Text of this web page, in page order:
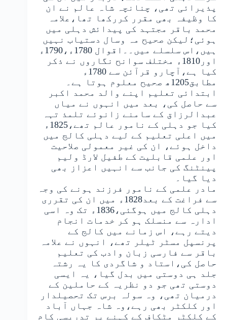
پذیرائی تھی، چنانچہ شاہ عالم نے ان
کا وظیفہ بھی مقرر کررکھا تھا،علامہ
محمد باقر مجتہد کی پیدائش دہلی میں
ہوئی؛لیکن صحیح مہ وسال دستیاب نہیں
ہیں،اس سلسلے میں۔۔اقوال 1780ء،1790ء
اور1810ء مختلف سوانح نگاروں نے ذکر
کیا ہے،آچارو قرآئن سے 1780ء
مطابق1205ھ صحیح معلوم ہوتا ہے۔
ابتدائی تعلیم اپنے والد محمد اکبر
سے حاصل کی، بعد میں انہوں نے میاں
عبدالرزاق کے سامنے زانوئے تلمذ تہہ
کیا جو دہلی کے نامور عالم تھے،1825ء
میں اعلی تعلیم کے لیے دہلی کالج میں
داخل ہوئے، ان کی غیر معمولی صلاحیت
اور علمی قابلیت کے طفیل لارڈ ولیم
پینٹنگ کی جانب سے انہیں اعزاز بھی
دیا گیا۔
مادر علمی کے نامور فرزند ہونے کی وجہ
سے فراغت کے بعد1828ء میں ان کی تقرری
دہلی کالج میں ہوگئی،1836ء تک وہ اسی
ادارہ سے منسلک ہو کر خدمات انجام
دیتے رہے، اس زمانے میں کالج کے
پرنسپل مسٹر ٹیلر تھے، انہوں نے علامہ
باقر سے فارسی زبان وادب کی تعلیم
حاصل کی،استاد و شاگردی کا یہ رشتہ
جلد ہی دوستی میں بدل گیا، یہ ایسی
دوستی تھی جو دو نظریہ کے حاملین کے
درمیان تھی، وہ سولہ برس تک تحصیلدار
اور کلکٹر بھی رہے،وہ شاہ جہاں آباد
کے کلکٹر مٹکاف کے کہنے پر تدریسی کام